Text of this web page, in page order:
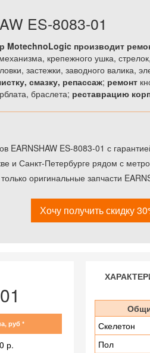
ES-8083-01
MotechnoLogic производит
механизма, крепежного ушка,
застежки, заводного валика,
смазку, репассаж; ремонт
браслета; реставрацию
EARNSHAW ES-8083-01 с
и Санкт-Петербурге рядом с
оригинальные запчасти
Хочу получить скидку
руб *
0 р.
Скелетон
Пол